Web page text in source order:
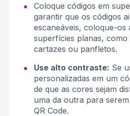
Coloque códigos em
garantir que os códigos
escaneáveis, coloque-os
superfícies planas, como
cartazes ou panfletos.
Use alto contraste: Se
personalizadas em um
de que as cores sejam
uma da outra para
QR Code.